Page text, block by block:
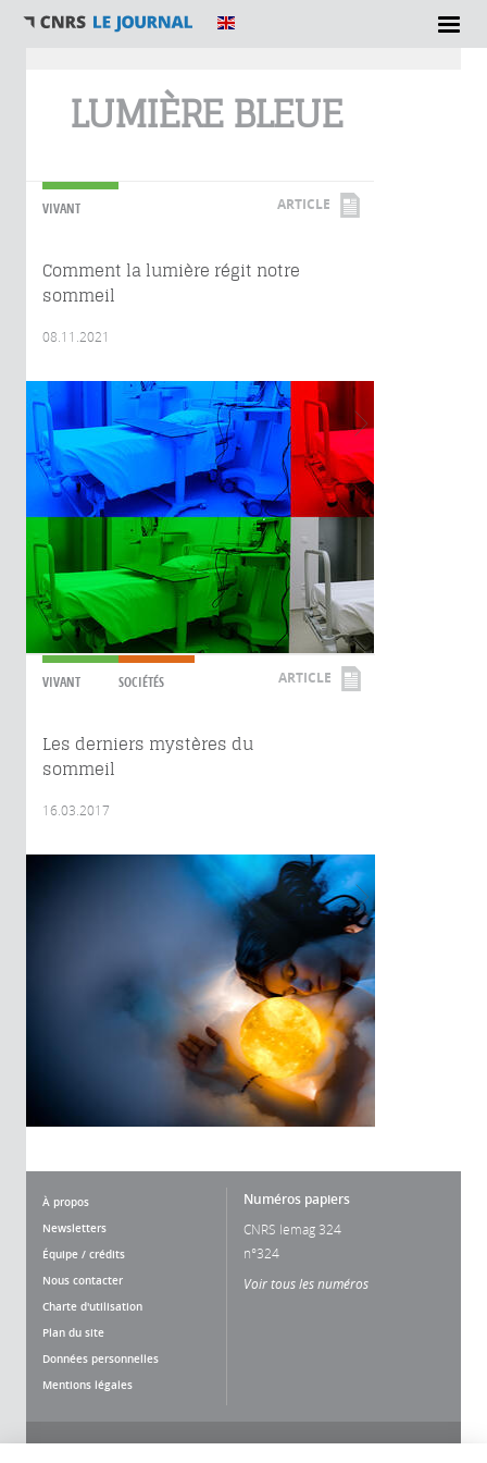
LUMIÈRE BLEUE
VIVANT ARTICLE
Comment la lumière régit notre
sommeil
08.11.2021
VIVANT SOCIÉTÉS ARTICLE
Les derniers mystères du
sommeil
16.03.2017
À propos
Newsletters
Équipe / crédits
Nous contacter
Charte d'utilisation
Plan du site
Données personnelles
Mentions légales
Numéros papiers
CNRS lemag 324
n°324
Voir tous les numéros